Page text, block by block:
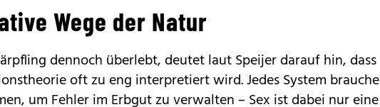
Wege der Natur
dennoch überlebt, deutet laut Speijer darauf hin, dass
oft zu eng interpretiert wird. Jedes System brauche
um Fehler im Erbgut zu verwalten – Sex ist dabei nur eine